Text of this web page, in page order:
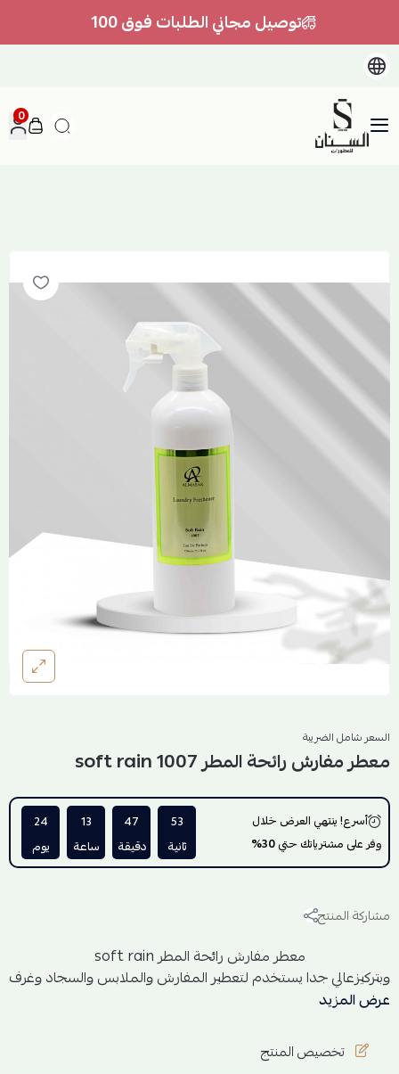
توصيل مجاني الطلبات فوق 100
السنان للعطور والعسل الطبيعي
0
السعر شامل الضريبة
معطر مفارش رائحة المطر soft rain 1007
أسرع! ينتهي العرض خلال
وفر على مشترياتك حتي30%
53
ثانية
47
دقيقة
13
ساعة
24
يوم
مشاركة المنتج
معطر مفارش رائحة المطر soft rain
وبتركيزعالي جدا يستخدم لتعطير المفارش والملابس والسجاد وغرف
عرض المزيد
تخصيص المنتج